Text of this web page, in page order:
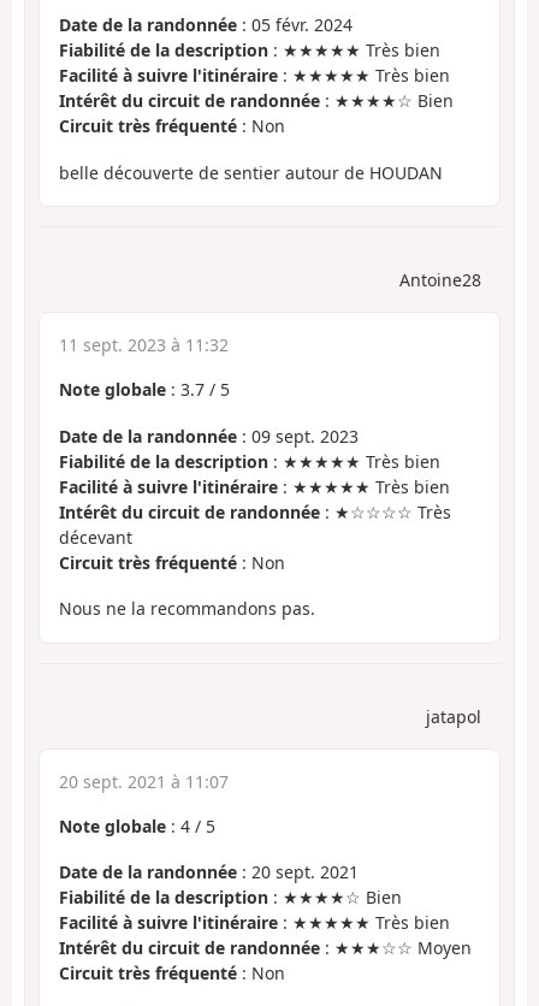
Date de la randonnée : 05 févr. 2024
Fiabilité de la description : ★★★★★ Très bien
Facilité à suivre l'itinéraire : ★★★★★ Très bien
Intérêt du circuit de randonnée : ★★★★☆ Bien
Circuit très fréquenté : Non
belle découverte de sentier autour de HOUDAN
Antoine28
11 sept. 2023 à 11:32
Note globale : 3.7 / 5
Date de la randonnée : 09 sept. 2023
Fiabilité de la description : ★★★★★ Très bien
Facilité à suivre l'itinéraire : ★★★★★ Très bien
Intérêt du circuit de randonnée : ★☆☆☆☆ Très
décevant
Circuit très fréquenté : Non
Nous ne la recommandons pas.
jatapol
20 sept. 2021 à 11:07
Note globale : 4 / 5
Date de la randonnée : 20 sept. 2021
Fiabilité de la description : ★★★★☆ Bien
Facilité à suivre l'itinéraire : ★★★★★ Très bien
Intérêt du circuit de randonnée : ★★★☆☆ Moyen
Circuit très fréquenté : Non